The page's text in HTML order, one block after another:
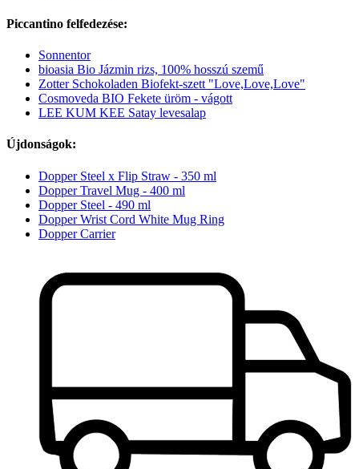
Piccantino felfedezése:
Sonnentor
bioasia Bio Jázmin rizs, 100% hosszú szemű
Zotter Schokoladen Biofekt-szett "Love,Love,Love"
Cosmoveda BIO Fekete üröm - vágott
LEE KUM KEE Satay levesalap
Újdonságok:
Dopper Steel x Flip Straw - 350 ml
Dopper Travel Mug - 400 ml
Dopper Steel - 490 ml
Dopper Wrist Cord White Mug Ring
Dopper Carrier